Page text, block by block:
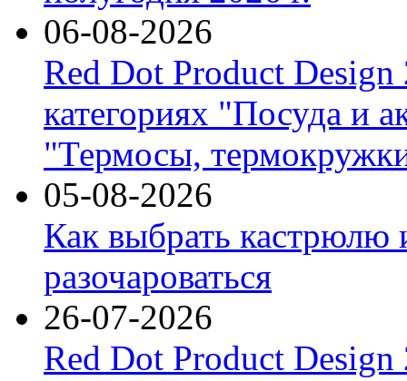
06-08-2026
Red Dot Product Design
категориях "Посуда и
"Термосы,
05-08-2026
Как выбрать кастрюлю
разочароваться
26-07-2026
Red Dot Product Design